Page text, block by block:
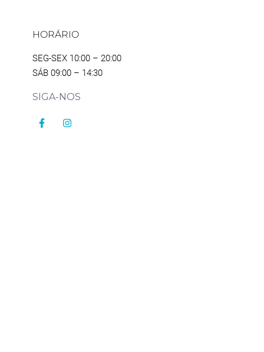
HORÁRIO
SEG-SEX 10:00 – 20:00
SÁB 09:00 – 14:30
SIGA-NOS